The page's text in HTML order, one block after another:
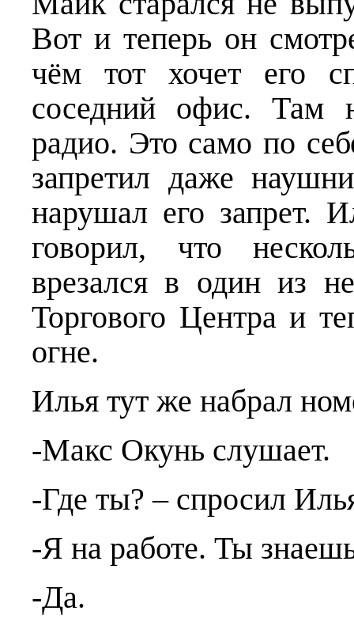
Вот и теперь он
чём тот хочет его
соседний офис. Там
радио. Это само по
запретил даже
нарушал его запрет.
говорил, что
врезался в один из
Торгового Центра и
огне.
Илья тут же набрал
-Макс Окунь слушает.
-Где ты? – спросил
-Я на работе. Ты
-Да.